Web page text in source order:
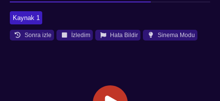
Kaynak 1
Sonra izle İzledim Hata Bildir Sinema Modu